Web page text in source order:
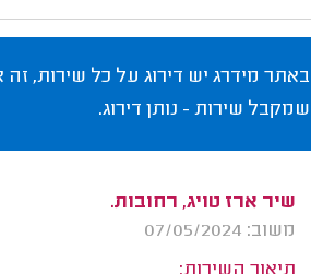
באתר מידרג יש דירוג על כל שירות,
שמקבל שירות - נותן דירוג.
שיר ארז טויג, רחובות.
משוב: 07/05/2024